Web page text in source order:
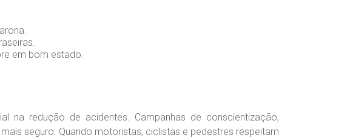
em bom estado.
na redução de acidentes. Campanhas de conscientização,
seguro. Quando motoristas, ciclistas e pedestres respeitam